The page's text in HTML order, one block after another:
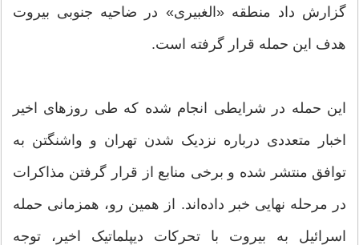
گزارش داد منطقه «الغبیری» در ضاحیه جنوبی بیروت
هدف این حمله قرار گرفته است.
این حمله در شرایطی انجام شده که طی روزهای اخیر
اخبار متعددی درباره نزدیک شدن تهران و واشنگتن به
توافق منتشر شده و برخی منابع از قرار گرفتن مذاکرات
در مرحله نهایی خبر داده‌اند. از همین رو، همزمانی حمله
اسرائیل به بیروت با تحرکات دیپلماتیک اخیر، توجه